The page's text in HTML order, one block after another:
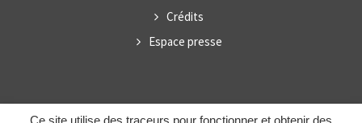
Ce site utilise des traceurs pour fonctionner et obtenir des
Crédits
Espace presse